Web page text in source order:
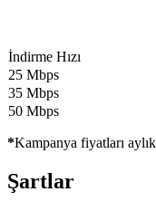
​İndirme Hızı
25 Mbps
​35 Mbps
​50 Mbps
*Kampanya fiyatları
Şartlar